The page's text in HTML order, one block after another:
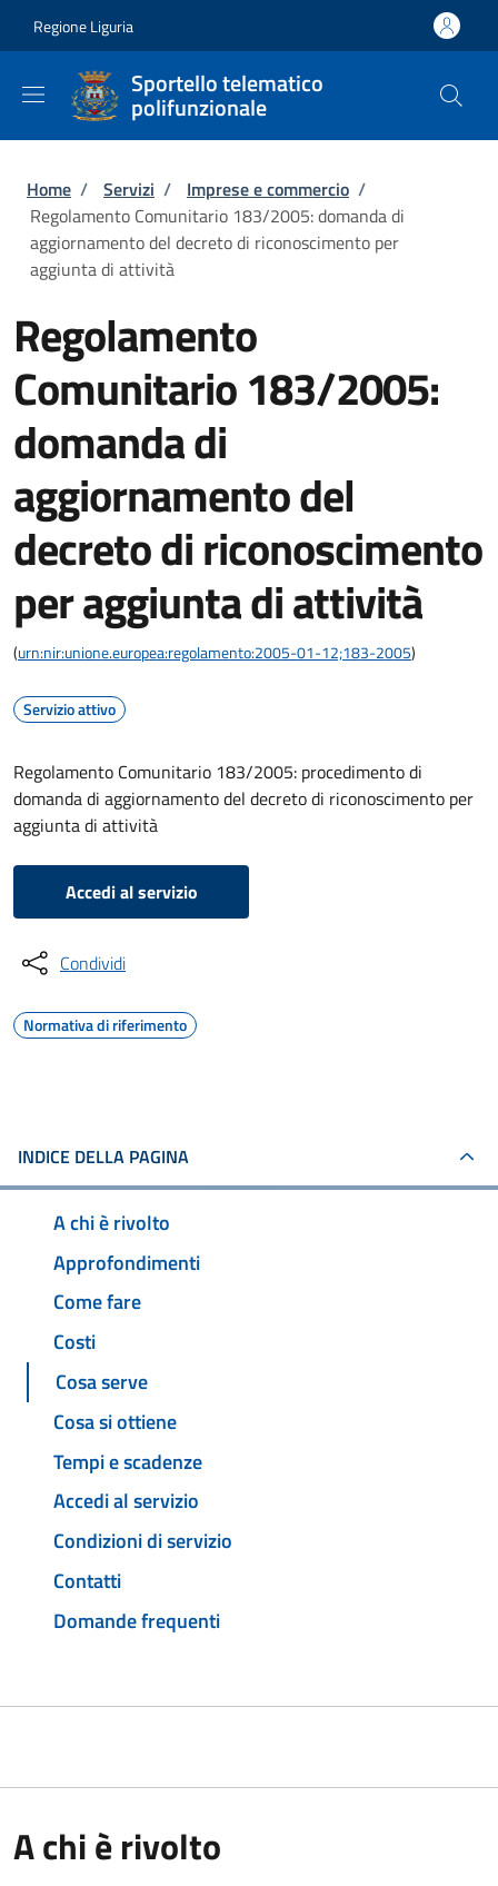
Regione Liguria
Sportello telematico
polifunzionale
Briciole di pane
Home / Servizi / Imprese e commercio /
Regolamento Comunitario 183/2005: domanda di
aggiornamento del decreto di riconoscimento per
aggiunta di attività
Regolamento
Comunitario 183/2005:
domanda di
aggiornamento del
decreto di riconoscimento
per aggiunta di attività
(urn:nir:unione.europea:regolamento:2005-01-12;183-2005)
Servizio attivo
Regolamento Comunitario 183/2005: procedimento di
domanda di aggiornamento del decreto di riconoscimento per
aggiunta di attività
Accedi al servizio
Condividi
Normativa di riferimento
INDICE DELLA PAGINA
A chi è rivolto
Approfondimenti
Come fare
Costi
Cosa serve
Cosa si ottiene
Tempi e scadenze
Accedi al servizio
Condizioni di servizio
Contatti
Domande frequenti
A chi è rivolto